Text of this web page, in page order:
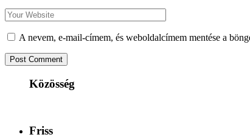
A nevem, e-mail-címem, és weboldalcímem mentése a
Közösség
Friss